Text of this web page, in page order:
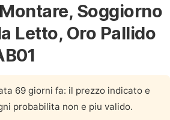
Soggiorno
Letto, Oro Pallido
69 giorni fa: il prezzo indicato e
probabilita non e piu valido.